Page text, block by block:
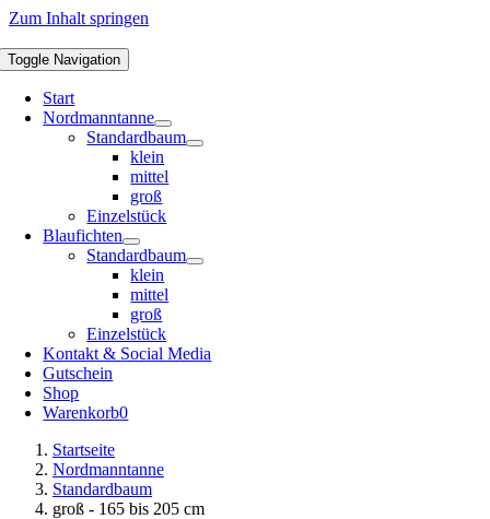
Zum Inhalt springen
Toggle Navigation
Start
Nordmanntanne
Standardbaum
klein
mittel
groß
Einzelstück
Blaufichten
Standardbaum
klein
mittel
groß
Einzelstück
Kontakt & Social Media
Gutschein
Shop
Warenkorb0
Startseite
Nordmanntanne
Standardbaum
groß - 165 bis 205 cm